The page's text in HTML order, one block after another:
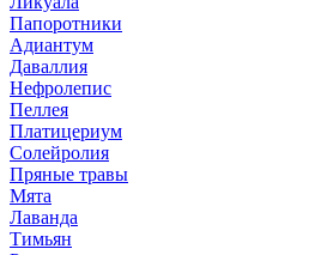
Папоротники
Адиантум
Даваллия
Нефролепис
Пеллея
Платицериум
Солейролия
Пряные травы
Мята
Лаванда
Тимьян